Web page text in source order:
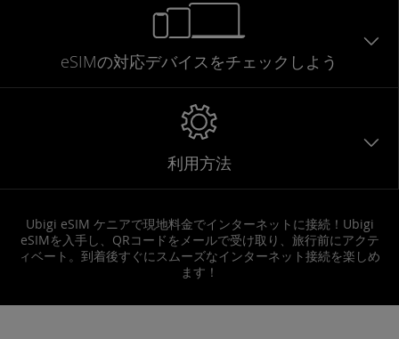
eSIMの対応デバイスをチェックしよう
利用方法
Ubigi eSIM ケニアで現地料金でインターネットに接続！Ubigi
eSIMを入手し、QRコードをメールで受け取り、旅行前にアクテ
ィベート。到着後すぐにスムーズなインターネット接続を楽しめ
ます！